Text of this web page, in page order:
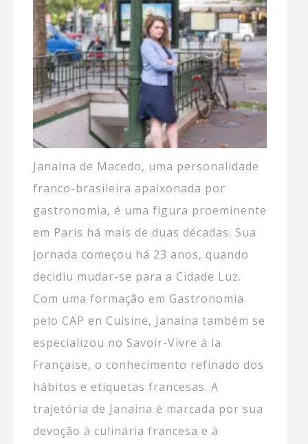
Janaina de Macedo, uma personalidade
franco-brasileira apaixonada por
gastronomia, é uma figura proeminente
em Paris há mais de duas décadas. Sua
jornada começou há 23 anos, quando
decidiu mudar-se para a Cidade Luz.
Com uma formação em Gastronomia
pelo CAP en Cuisine, Janaina também se
especializou no Savoir-Vivre à la
Française, o conhecimento refinado dos
hábitos e etiquetas francesas. A
trajetória de Janaina é marcada por sua
devoção à culinária francesa e à